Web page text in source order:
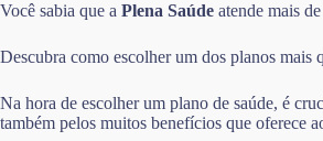
Você sabia que a Plena Saúde atende mais
Descubra como escolher um dos planos mais
Na hora de escolher um plano de saúde, é
também pelos muitos benefícios que oferece